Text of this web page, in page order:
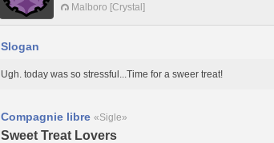
Malboro [Crystal]
Slogan
Ugh. today was so stressful...Time for a sweer treat!
Compagnie libre «Sigle»
Sweet Treat Lovers